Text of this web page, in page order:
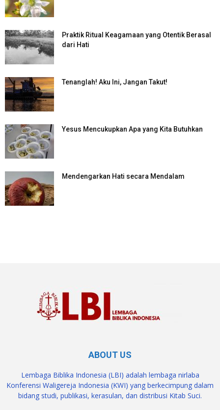
Praktik Ritual Keagamaan yang Otentik Berasal
dari Hati
Tenanglah! Aku Ini, Jangan Takut!
Yesus Mencukupkan Apa yang Kita Butuhkan
Mendengarkan Hati secara Mendalam
ABOUT US
Lembaga Biblika Indonesia (LBI) adalah lembaga nirlaba
Konferensi Waligereja Indonesia (KWI) yang berkecimpung dalam
bidang studi, publikasi, kerasulan, dan distribusi Kitab Suci.